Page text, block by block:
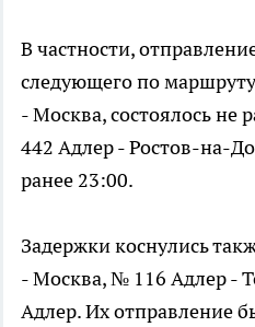
В частности,
следующего по
- Москва, состоялось не
442 Адлер - Ростов-на-
ранее 23:00.
Задержки коснулись
- Москва, № 116 Адлер -
Адлер. Их отправление